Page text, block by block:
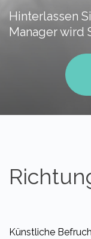
Hinterlassen
Manager wird
Künstliche